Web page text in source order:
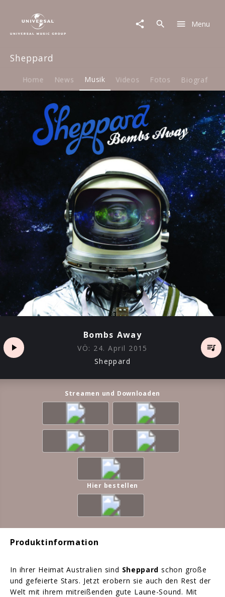
Away
Menu
Sheppard
Home News Musik Videos Fotos Biografie
Bombs Away
VÖ: 24. April 2015
Sheppard
Streamen und Downloaden
Hier bestellen
Produktinformation
In ihrer Heimat Australien sind Sheppard schon große
und gefeierte Stars. Jetzt erobern sie auch den Rest der
Welt mit ihrem mitreißenden gute Laune-Sound. Mit